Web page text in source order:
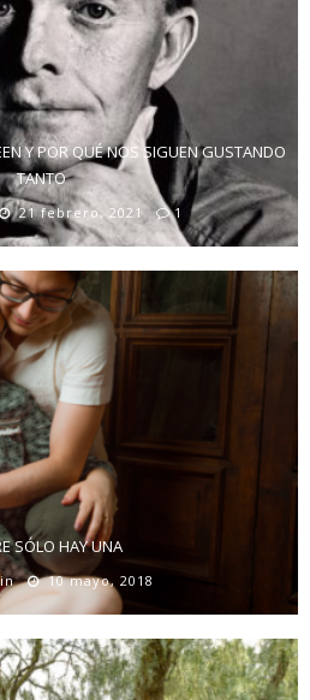
Y POR QUÉ NOS SIGUEN GUSTANDO
TANTO
21 febrero, 2021 1
SÓLO HAY UNA
10 mayo, 2018